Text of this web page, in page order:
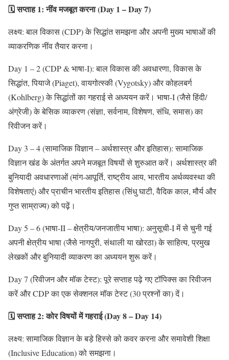
🗓️ सप्ताह 1: नींव मजबूत करना (Day 1 – Day 7)
लक्ष्य: बाल विकास (CDP) के सिद्धांत समझना और अपनी मुख्य भाषाओं की
व्याकरणिक नींव तैयार करना।
Day 1 – 2 (CDP & भाषा-I): बाल विकास की अवधारणा, विकास के
सिद्धांत, पियाजे (Piaget), वायगोत्स्की (Vygotsky) और कोहलबर्ग
(Kohlberg) के सिद्धांतों का गहराई से अध्ययन करें। भाषा-I (जैसे हिंदी/
अंग्रेजी) के बेसिक व्याकरण (संज्ञा, सर्वनाम, विशेषण, संधि, समास) का
रिवीजन करें।
Day 3 – 4 (सामाजिक विज्ञान – अर्थशास्त्र और इतिहास): सामाजिक
विज्ञान खंड के अंतर्गत अपने मजबूत विषयों से शुरुआत करें। अर्थशास्त्र की
बुनियादी अवधारणाओं (मांग-आपूर्ति, राष्ट्रीय आय, भारतीय अर्थव्यवस्था की
विशेषताएं) और प्राचीन भारतीय इतिहास (सिंधु घाटी, वैदिक काल, मौर्य और
गुप्त साम्राज्य) को पढ़ें।
Day 5 – 6 (भाषा-II – क्षेत्रीय/जनजातीय भाषा): अनुसूची-I में से चुनी गई
अपनी क्षेत्रीय भाषा (जैसे नागपुरी, संथाली या खोरठा) के साहित्य, प्रमुख
लेखकों और बुनियादी व्याकरण का अध्ययन शुरू करें।
Day 7 (रिवीजन और मॉक टेस्ट): पूरे सप्ताह पढ़े गए टॉपिक्स का रिवीजन
करें और CDP का एक सेक्शनल मॉक टेस्ट (30 प्रश्नों का) दें।
🗓️ सप्ताह 2: कोर विषयों में गहराई (Day 8 – Day 14)
लक्ष्य: सामाजिक विज्ञान के बड़े हिस्से को कवर करना और समावेशी शिक्षा
(Inclusive Education) को समझना।